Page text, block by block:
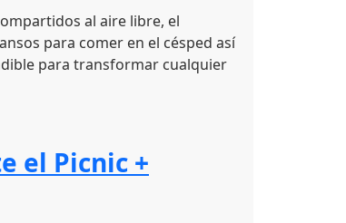
al aire libre, el
para comer en el césped así
para transformar cualquier
el Picnic +